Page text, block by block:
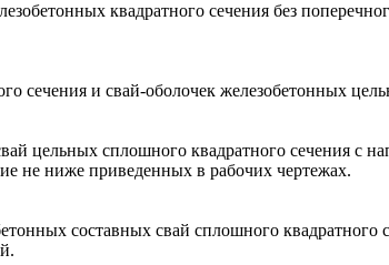
квадратного сечения без
сечения и свай-оболочек железобетонных
цельных сплошного квадратного сечения с
не ниже приведенных в рабочих чертежах.
составных свай сплошного